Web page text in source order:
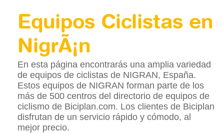
Equipos Ciclistas en
NigrÃ¡n
En esta página encontrarás una amplia variedad
de equipos de ciclistas de NIGRAN, España.
Estos equipos de NIGRAN forman parte de los
más de 500 centros del directorio de equipos de
ciclismo de Biciplan.com. Los clientes de Biciplan
disfrutan de un servicio rápido y cómodo, al
mejor precio.